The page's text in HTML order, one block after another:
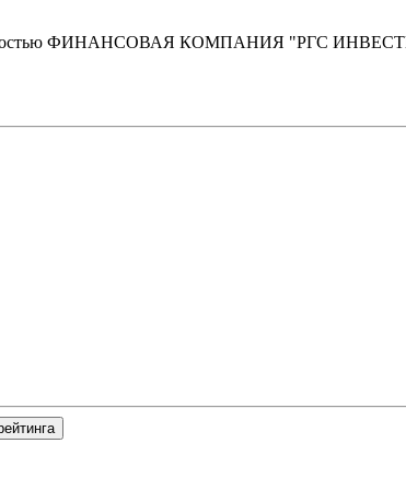
ФИНАНСОВАЯ КОМПАНИЯ "РГС